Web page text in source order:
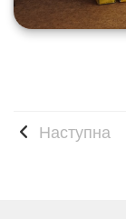
Наступна